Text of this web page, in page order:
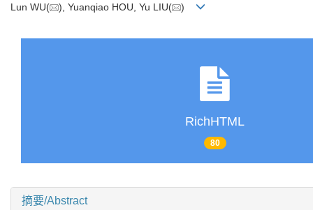
Lun WU( ), Yuanqiao HOU, Yu LIU( )
RichHTML
80
摘要/Abstract